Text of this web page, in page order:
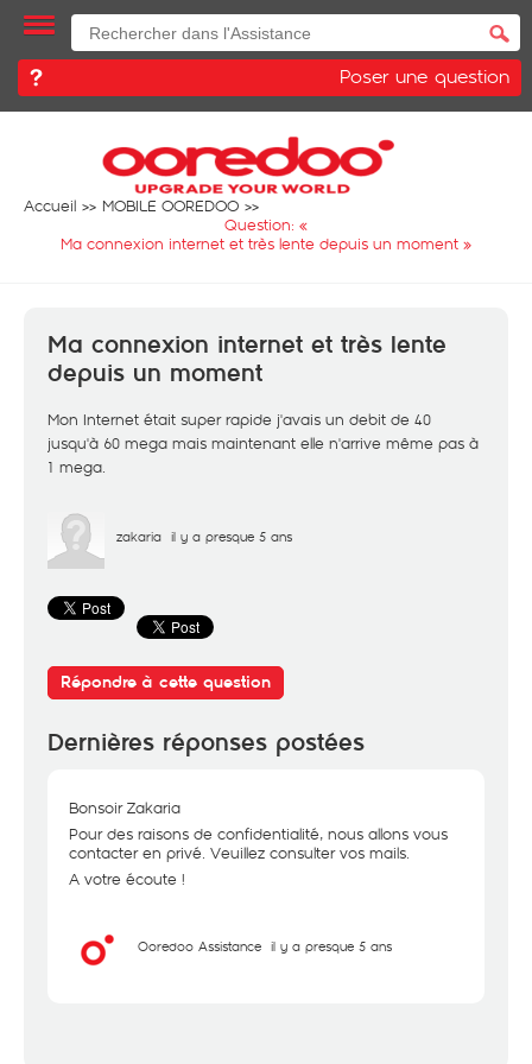
Poser une question
Accueil
MOBILE OOREDOO
Question: «
Ma connexion internet et très lente depuis un moment »
Ma connexion internet et très lente
depuis un moment
Mon Internet était super rapide j'avais un debit de 40
jusqu'à 60 mega mais maintenant elle n'arrive même pas à
1 mega.
zakaria il y a presque 5 ans
Répondre à cette question
Dernières réponses postées
Bonsoir Zakaria
Pour des raisons de confidentialité, nous allons vous
contacter en privé. Veuillez consulter vos mails.
A votre écoute !
Ooredoo Assistance il y a presque 5 ans